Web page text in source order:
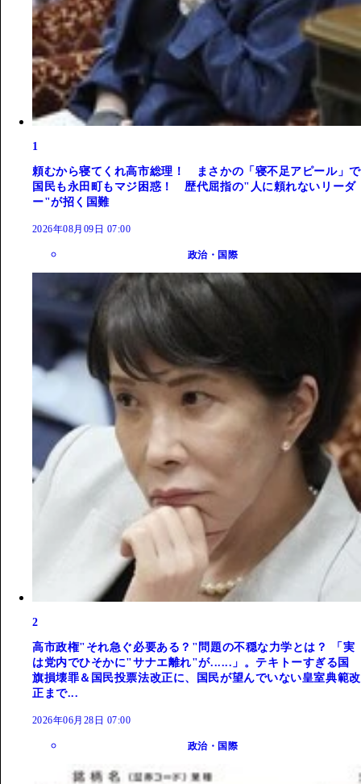
1
頼むから寝てくれ高市総理！ まさかの「寝不足アピール」で
国民も永田町もマジ困惑！ 歴代屈指の"人に頼れないリーダ
ー"が招く国難
2026年08月09日 07:00
政治・国際
2
高市政権"それ急ぐ必要ある？"問題の不穏な力学とは？ 「実
は党内でひそかに"サナエ離れ"が......」。テキトーすぎる国
旗損壊罪＆国民投票法改正に、国民が望んでいない皇室典範改
正まで...
2026年06月28日 07:00
政治・国際